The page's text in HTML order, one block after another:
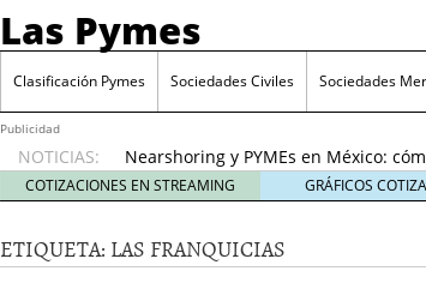
Las Pymes
Clasificación Pymes Sociedades Civiles Sociedades
Publicidad
NOTICIAS:
Retos de las PYMES Mexicanas
para la demanda de consumidores
Turismo y PYMEs: qué segmentos
Nearshoring y PYMEs en México:
suministro 21 enero, 2026
El impacto del entorno económico
Proveedores de Pemex en crisis:
COTIZACIONES EN STREAMING GRÁFICOS
ETIQUETA: LAS FRANQUICIAS